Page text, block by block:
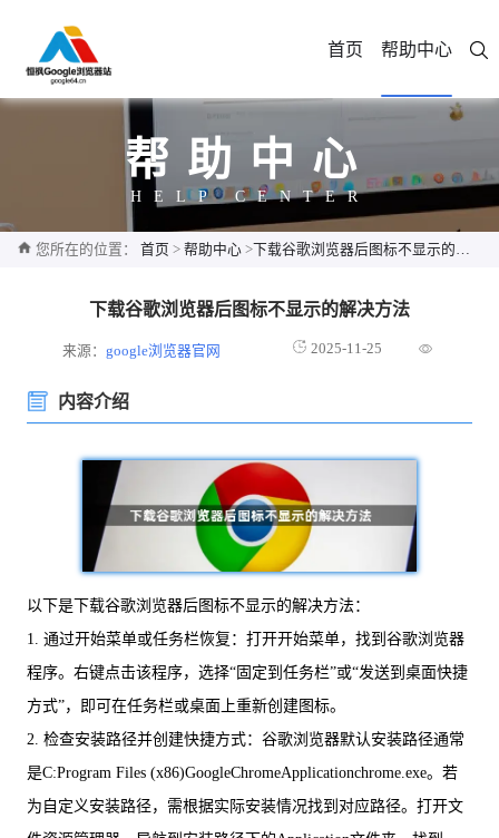
首页 帮助中心
帮助中心
HELP CENTER
您所在的位置： 首页 > 帮助中心 > 下载谷歌浏览器后图标不显示的解决方法
下载谷歌浏览器后图标不显示的解决方法
来源：google浏览器官网 2025-11-25
内容介绍
以下是下载谷歌浏览器后图标不显示的解决方法：
1. 通过开始菜单或任务栏恢复：打开开始菜单，找到谷歌浏览器
程序。右键点击该程序，选择“固定到任务栏”或“发送到桌面快捷
方式”，即可在任务栏或桌面上重新创建图标。
2. 检查安装路径并创建快捷方式：谷歌浏览器默认安装路径通常
是C:Program Files (x86)GoogleChromeApplicationchrome.exe。若
为自定义安装路径，需根据实际安装情况找到对应路径。打开文